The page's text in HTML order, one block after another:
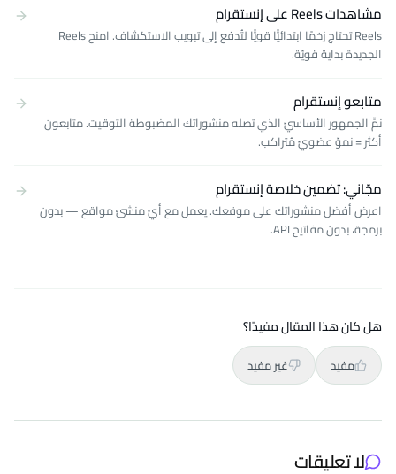
مشاهدات Reels على إنستقرام
Reels تحتاج زخمًا ابتدائيًّا قويًّا لتُدفع إلى تبويب الاستكشاف. امنح Reels
الجديدة بداية قويّة.
متابعو إنستقرام
نَمِّ الجمهور الأساسيّ الذي تصله منشوراتك المضبوطة التوقيت. متابعون
أكثر = نموّ عضويّ مُتراكب.
مجّاني: تضمين خلاصة إنستقرام
اعرض أفضل منشوراتك على موقعك. يعمل مع أيّ منشئ مواقع — بدون
برمجة، بدون مفاتيح API.
هل كان هذا المقال مفيدًا؟
مفيد غير مفيد
لا تعليقات